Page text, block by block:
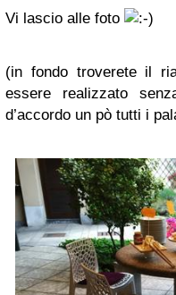
Vi lascio alle foto
(in fondo troverete il
essere realizzato
d’accordo un pò tutti i